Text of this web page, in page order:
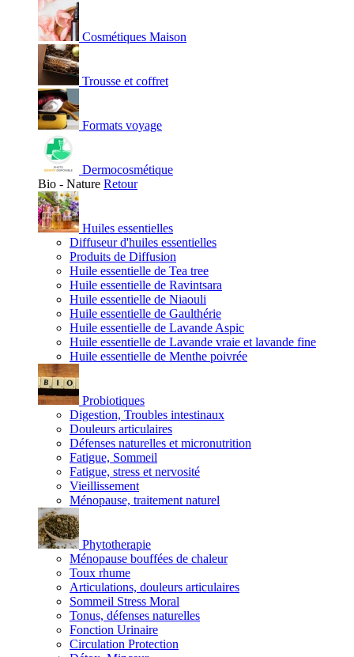
Cosmétiques Maison
Trousse et coffret
Formats voyage
Dermocosmétique
Bio - Nature Retour
Huiles essentielles
Diffuseur d'huiles essentielles
Produits de Diffusion
Huile essentielle de Tea tree
Huile essentielle de Ravintsara
Huile essentielle de Niaouli
Huile essentielle de Gaulthérie
Huile essentielle de Lavande Aspic
Huile essentielle de Lavande vraie et lavande fine
Huile essentielle de Menthe poivrée
Probiotiques
Digestion, Troubles intestinaux
Douleurs articulaires
Défenses naturelles et micronutrition
Fatigue, Sommeil
Fatigue, stress et nervosité
Vieillissement
Ménopause, traitement naturel
Phytotherapie
Ménopause bouffées de chaleur
Toux rhume
Articulations, douleurs articulaires
Sommeil Stress Moral
Tonus, défenses naturelles
Fonction Urinaire
Circulation Protection